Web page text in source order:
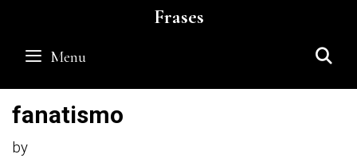
content
Frases
Menu
fanatismo
by